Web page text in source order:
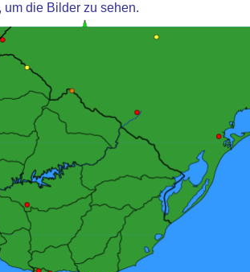
um die Bilder zu sehen.